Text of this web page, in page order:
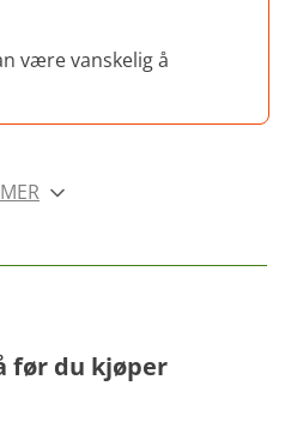
være vanskelig å
før du kjøper